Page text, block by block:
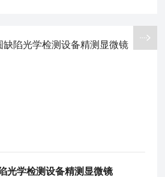
光学检测设备精测显微镜